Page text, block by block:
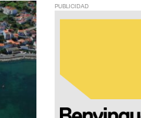
PUBLICIDAD